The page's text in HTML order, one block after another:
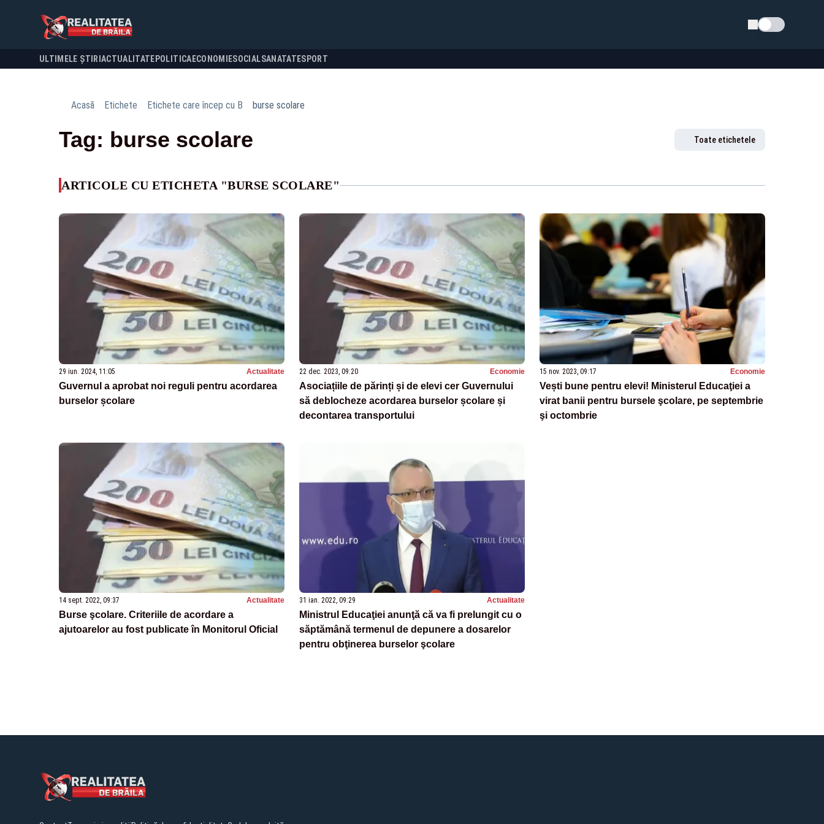
Schimba tema
ULTIMELE ȘTIRI ACTUALITATE POLITICA ECONOMIESOCIALSANATATESPORT
Acasă Etichete Etichete care încep cu B burse scolare
Tag: burse scolare Toate etichetele
ARTICOLE CU ETICHETA "BURSE SCOLARE"
29 iun. 2024, 11:05 Actualitate
Guvernul a aprobat noi reguli pentru acordarea
burselor școlare
22 dec. 2023, 09:20 Economie
Asociațiile de părinți și de elevi cer Guvernului
să deblocheze acordarea burselor școlare și
decontarea transportului
15 nov. 2023, 09:17 Economie
Vești bune pentru elevi! Ministerul Educaţiei a
virat banii pentru bursele şcolare, pe septembrie
şi octombrie
14 sept. 2022, 09:37 Actualitate
Burse şcolare. Criteriile de acordare a
ajutoarelor au fost publicate în Monitorul Oficial
31 ian. 2022, 09:29 Actualitate
Ministrul Educaţiei anunţă că va fi prelungit cu o
săptămână termenul de depunere a dosarelor
pentru obţinerea burselor şcolare